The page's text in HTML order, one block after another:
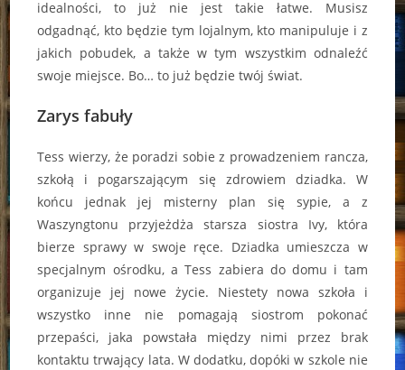
idealności, to już nie jest takie łatwe. Musisz
odgadnąć, kto będzie tym lojalnym, kto manipuluje i z
jakich pobudek, a także w tym wszystkim odnaleźć
swoje miejsce. Bo… to już będzie twój świat.
Zarys fabuły
Tess wierzy, że poradzi sobie z prowadzeniem rancza,
szkołą i pogarszającym się zdrowiem dziadka. W
końcu jednak jej misterny plan się sypie, a z
Waszyngtonu przyjeżdża starsza siostra Ivy, która
bierze sprawy w swoje ręce. Dziadka umieszcza w
specjalnym ośrodku, a Tess zabiera do domu i tam
organizuje jej nowe życie. Niestety nowa szkoła i
wszystko inne nie pomagają siostrom pokonać
przepaści, jaka powstała między nimi przez brak
kontaktu trwający lata. W dodatku, dopóki w szkole nie